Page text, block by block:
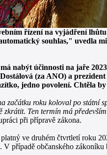
řízení na vyjádření lhůtu
souhlas," uvedla
nabýt účinnosti na jaře
(za ANO) a
jedno povolení. Chtěla
začátku roku koloval po státní
zkrátit. Ten termín má
při přípravě zákona.
ve druhém čtvrtletí roku
případě občanského